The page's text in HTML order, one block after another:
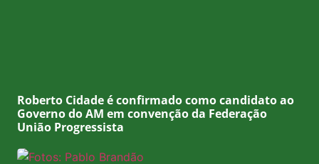
Roberto Cidade é confirmado como candidato ao
Governo do AM em convenção da Federação
União Progressista